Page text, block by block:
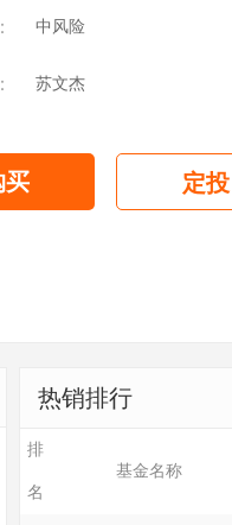
中风险
苏文杰
买 定投
热销排行
排
名
基金名称